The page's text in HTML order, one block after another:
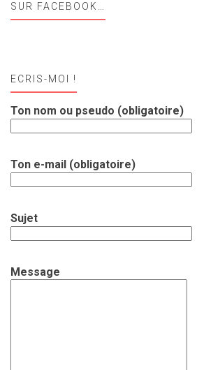
SUR FACEBOOK…
ECRIS-MOI !
Ton nom ou pseudo (obligatoire)
Ton e-mail (obligatoire)
Sujet
Message